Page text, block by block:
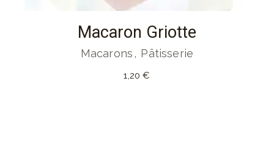
Macaron Griotte
Macarons Pâtisserie
1,20€